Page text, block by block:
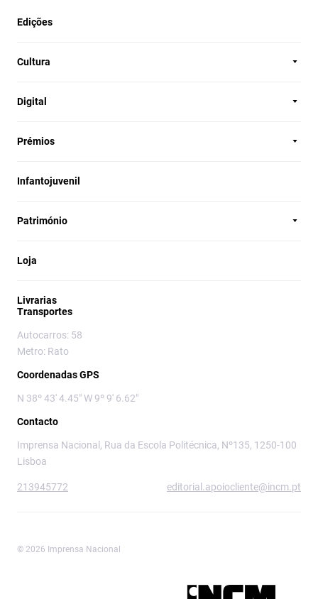
Edições
Cultura
Digital
Prémios
Infantojuvenil
Património
Loja
Livrarias
Transportes
Autocarros: 58
Metro: Rato
Coordenadas GPS
N 38º 43' 4.45" W 9º 9' 6.62"
Contacto
Imprensa Nacional, Rua da Escola Politécnica, Nº135, 1250-100
Lisboa
213945772 editorial.apoiocliente@incm.pt
© 2026 Imprensa Nacional